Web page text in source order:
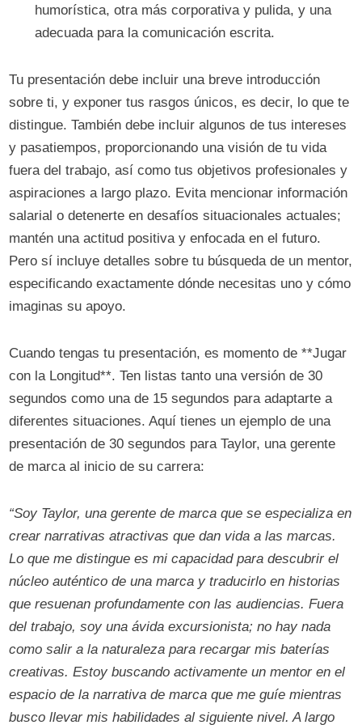
humorística, otra más corporativa y pulida, y una
adecuada para la comunicación escrita.
Tu presentación debe incluir una breve introducción
sobre ti, y exponer tus rasgos únicos, es decir, lo que te
distingue. También debe incluir algunos de tus intereses
y pasatiempos, proporcionando una visión de tu vida
fuera del trabajo, así como tus objetivos profesionales y
aspiraciones a largo plazo. Evita mencionar información
salarial o detenerte en desafíos situacionales actuales;
mantén una actitud positiva y enfocada en el futuro.
Pero sí incluye detalles sobre tu búsqueda de un mentor,
especificando exactamente dónde necesitas uno y cómo
imaginas su apoyo.
Cuando tengas tu presentación, es momento de **Jugar
con la Longitud**. Ten listas tanto una versión de 30
segundos como una de 15 segundos para adaptarte a
diferentes situaciones. Aquí tienes un ejemplo de una
presentación de 30 segundos para Taylor, una gerente
de marca al inicio de su carrera:
“Soy Taylor, una gerente de marca que se especializa en
crear narrativas atractivas que dan vida a las marcas.
Lo que me distingue es mi capacidad para descubrir el
núcleo auténtico de una marca y traducirlo en historias
que resuenan profundamente con las audiencias. Fuera
del trabajo, soy una ávida excursionista; no hay nada
como salir a la naturaleza para recargar mis baterías
creativas. Estoy buscando activamente un mentor en el
espacio de la narrativa de marca que me guíe mientras
busco llevar mis habilidades al siguiente nivel. A largo